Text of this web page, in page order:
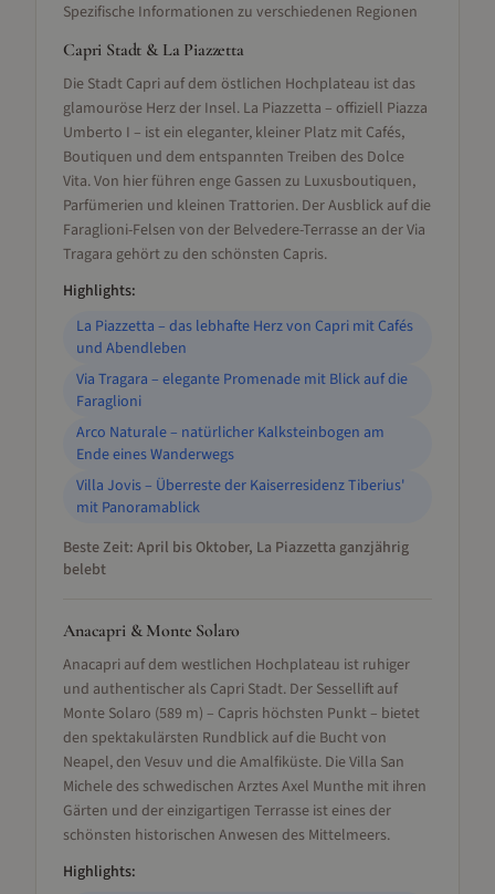
Spezifische Informationen zu verschiedenen Regionen
Capri Stadt & La Piazzetta
Die Stadt Capri auf dem östlichen Hochplateau ist das
glamouröse Herz der Insel. La Piazzetta – offiziell Piazza
Umberto I – ist ein eleganter, kleiner Platz mit Cafés,
Boutiquen und dem entspannten Treiben des Dolce
Vita. Von hier führen enge Gassen zu Luxusboutiquen,
Parfümerien und kleinen Trattorien. Der Ausblick auf die
Faraglioni-Felsen von der Belvedere-Terrasse an der Via
Tragara gehört zu den schönsten Capris.
Highlights:
La Piazzetta – das lebhafte Herz von Capri mit Cafés
und Abendleben
Via Tragara – elegante Promenade mit Blick auf die
Faraglioni
Arco Naturale – natürlicher Kalksteinbogen am
Ende eines Wanderwegs
Villa Jovis – Überreste der Kaiserresidenz Tiberius'
mit Panoramablick
Beste Zeit: April bis Oktober, La Piazzetta ganzjährig
belebt
Anacapri & Monte Solaro
Anacapri auf dem westlichen Hochplateau ist ruhiger
und authentischer als Capri Stadt. Der Sessellift auf
Monte Solaro (589 m) – Capris höchsten Punkt – bietet
den spektakulärsten Rundblick auf die Bucht von
Neapel, den Vesuv und die Amalfiküste. Die Villa San
Michele des schwedischen Arztes Axel Munthe mit ihren
Gärten und der einzigartigen Terrasse ist eines der
schönsten historischen Anwesen des Mittelmeers.
Highlights: